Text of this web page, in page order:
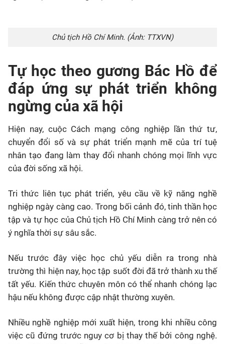
Chủ tịch Hồ Chí Minh. (Ảnh: TTXVN)
Tự học theo gương Bác Hồ để
đáp ứng sự phát triển không
ngừng của xã hội
Hiện nay, cuộc Cách mạng công nghiệp lần thứ tư,
chuyển đổi số và sự phát triển mạnh mẽ của trí tuệ
nhân tạo đang làm thay đổi nhanh chóng mọi lĩnh vực
của đời sống xã hội.
Tri thức liên tục phát triển, yêu cầu về kỹ năng nghề
nghiệp ngày càng cao. Trong bối cảnh đó, tinh thần học
tập và tự học của Chủ tịch Hồ Chí Minh càng trở nên có
ý nghĩa thời sự sâu sắc.
Nếu trước đây việc học chủ yếu diễn ra trong nhà
trường thì hiện nay, học tập suốt đời đã trở thành xu thế
tất yếu. Kiến thức chuyên môn có thể nhanh chóng lạc
hậu nếu không được cập nhật thường xuyên.
Nhiều nghề nghiệp mới xuất hiện, trong khi nhiều công
việc cũ đứng trước nguy cơ bị thay thế bởi công nghệ.